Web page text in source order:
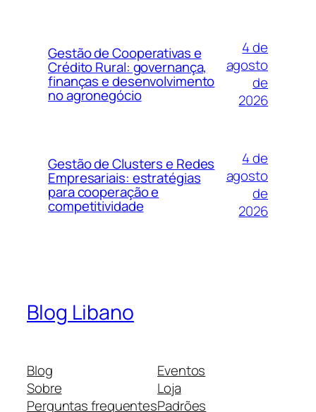
Gestão de Cooperativas e
Crédito Rural: governança,
finanças e desenvolvimento
no agronegócio
4 de
agosto
de
2026
Gestão de Clusters e Redes
Empresariais: estratégias
para cooperação e
competitividade
4 de
agosto
de
2026
Blog Libano
Blog
Sobre
Perguntas frequentes
Eventos
Loja
Padrões